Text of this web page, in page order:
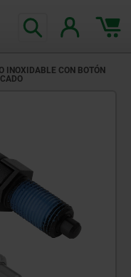
INOXIDABLE CON BOTÓN